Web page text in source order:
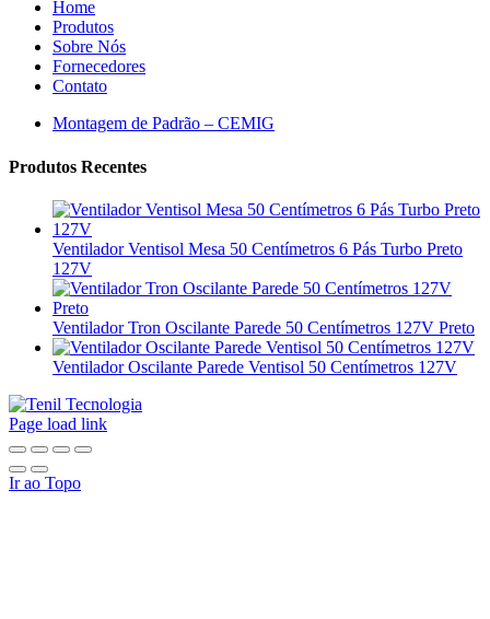
Home
Produtos
Sobre Nós
Fornecedores
Contato
Montagem de Padrão – CEMIG
Produtos Recentes
Ventilador Ventisol Mesa 50 Centímetros 6 Pás Turbo Preto
127V
Ventilador Tron Oscilante Parede 50 Centímetros 127V Preto
Ventilador Oscilante Parede Ventisol 50 Centímetros 127V
Page load link
Ir ao Topo